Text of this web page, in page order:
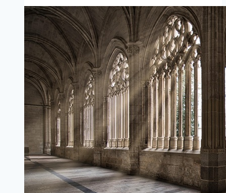
를
자
유
자
재
로!
사
진
입
문
자
를
위